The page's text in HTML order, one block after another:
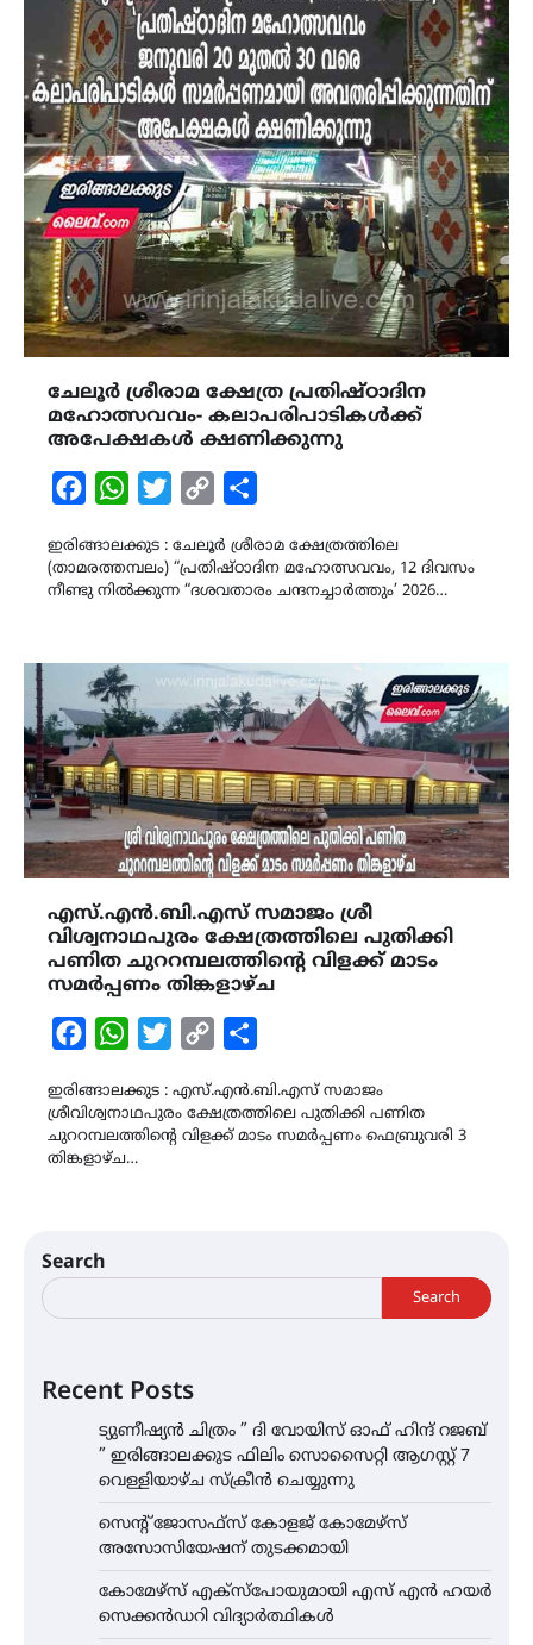
ചേലൂർ ശ്രീരാമ ക്ഷേത്ര പ്രതിഷ്ഠാദിന
മഹോത്സവവം- കലാപരിപാടികൾക്ക്
അപേക്ഷകൾ ക്ഷണിക്കുന്നു
FacebookWhatsAppTwitterCopy
ഇരിങ്ങാലക്കുട : ചേലൂർ ശ്രീരാമ ക്ഷേത്രത്തിലെ
(താമരത്തമ്പലം) “പ്രതിഷ്ഠാദിന മഹോത്സവവം, 12 ദിവസം
നീണ്ടു നിൽക്കുന്ന “ദശവതാരം ചന്ദനച്ചാർത്തും’ 2026…
എസ്.എൻ.ബി.എസ് സമാജം ശ്രീ
വിശ്വനാഥപുരം ക്ഷേത്രത്തിലെ പുതിക്കി
പണിത ചുററമ്പലത്തിൻ്റെ വിളക്ക് മാടം
സമർപ്പണം തിങ്കളാഴ്ച
FacebookWhatsAppTwitterCopy
ഇരിങ്ങാലക്കുട : എസ്.എൻ.ബി.എസ് സമാജം
ശ്രീവിശ്വനാഥപുരം ക്ഷേത്രത്തിലെ പുതിക്കി പണിത
ചുററമ്പലത്തിൻ്റെ വിളക്ക് മാടം സമർപ്പണം ഫെബ്രുവരി 3
തിങ്കളാഴ്ച…
Search
Search
Recent Posts
ട്യുണീഷ്യൻ ചിത്രം ” ദി വോയിസ് ഓഫ് ഹിന്ദ് റജബ്
” ഇരിങ്ങാലക്കുട ഫിലിം സൊസൈറ്റി ആഗസ്റ്റ് 7
വെള്ളിയാഴ്ച സ്‌ക്രീൻ ചെയ്യുന്നു
സെന്റ് ജോസഫ്സ് കോളജ് കോമേഴ്‌സ്
അസോസിയേഷന് തുടക്കമായി
കോമേഴ്സ് എക്സ്പോയുമായി എസ് എൻ ഹയർ
സെക്കൻഡറി വിദ്യാർത്ഥികൾ